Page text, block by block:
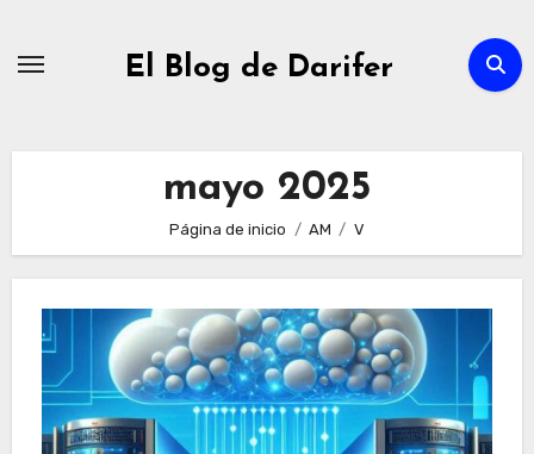
El Blog de Darifer
mayo 2025
Página de inicio AM V